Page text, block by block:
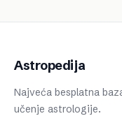
Astropedija
Najveća besplatna
učenje astrologije.